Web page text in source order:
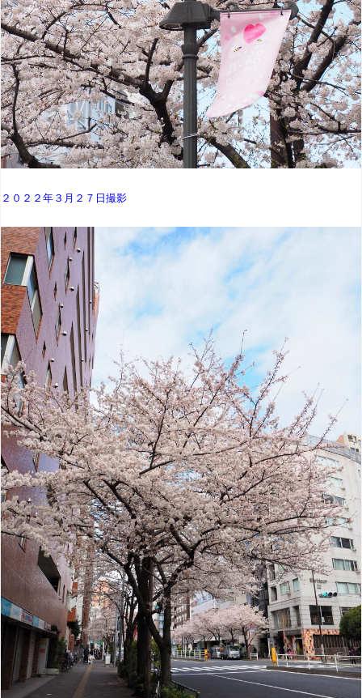
２０２２年３月２７日撮影